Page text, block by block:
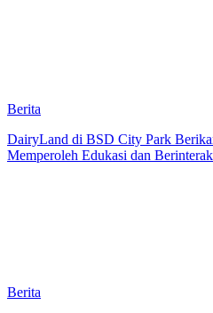
Berita
DairyLand di BSD City Park
Memperoleh Edukasi dan
Berita